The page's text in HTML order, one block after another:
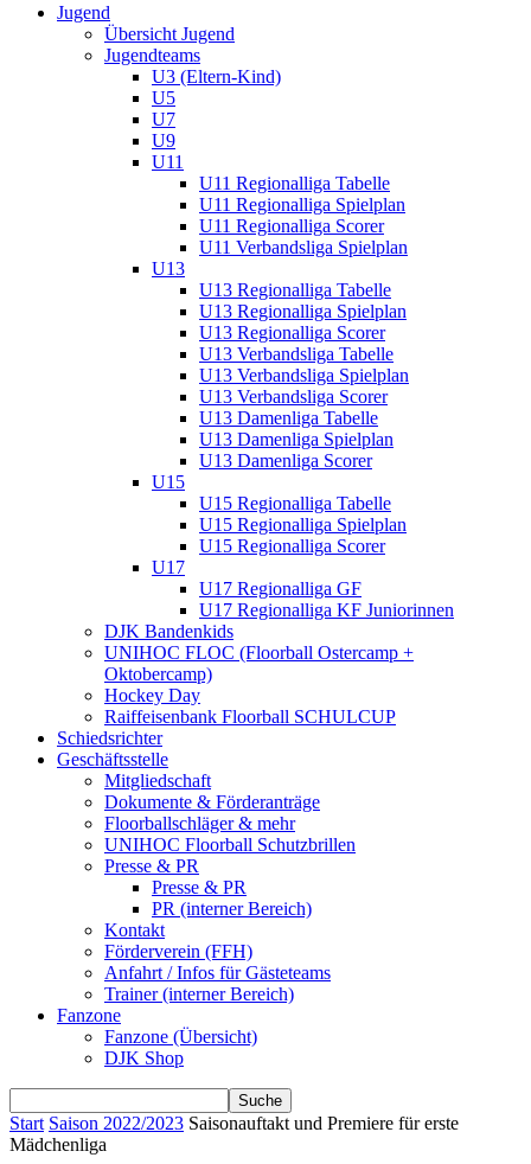
Jugend
Übersicht Jugend
Jugendteams
U3 (Eltern-Kind)
U5
U7
U9
U11
U11 Regionalliga Tabelle
U11 Regionalliga Spielplan
U11 Regionalliga Scorer
U11 Verbandsliga Spielplan
U13
U13 Regionalliga Tabelle
U13 Regionalliga Spielplan
U13 Regionalliga Scorer
U13 Verbandsliga Tabelle
U13 Verbandsliga Spielplan
U13 Verbandsliga Scorer
U13 Damenliga Tabelle
U13 Damenliga Spielplan
U13 Damenliga Scorer
U15
U15 Regionalliga Tabelle
U15 Regionalliga Spielplan
U15 Regionalliga Scorer
U17
U17 Regionalliga GF
U17 Regionalliga KF Juniorinnen
DJK Bandenkids
UNIHOC FLOC (Floorball Ostercamp +
Oktobercamp)
Hockey Day
Raiffeisenbank Floorball SCHULCUP
Schiedsrichter
Geschäftsstelle
Mitgliedschaft
Dokumente & Förderanträge
Floorballschläger & mehr
UNIHOC Floorball Schutzbrillen
Presse & PR
Presse & PR
PR (interner Bereich)
Kontakt
Förderverein (FFH)
Anfahrt / Infos für Gästeteams
Trainer (interner Bereich)
Fanzone
Fanzone (Übersicht)
DJK Shop
Start Saison 2022/2023 Saisonauftakt und Premiere für erste
Mädchenliga